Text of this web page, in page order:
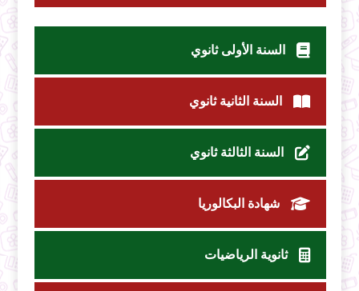
السنة الأولى ثانوي
السنة الثانية ثانوي
السنة الثالثة ثانوي
شهادة البكالوريا
ثانوية الرياضيات